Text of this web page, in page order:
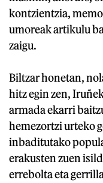
kontzientzia,
umoreak artikulu
zaigu.
Biltzar honetan,
hitz egin zen,
armada ekarri
hemezortzi urteko
inbaditutako
erakusten zuen
errebolta eta